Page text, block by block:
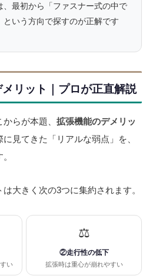
、最初から「ファスナー式の中で
という方向で探すのが正解です
リット｜プロが正直解説
らが本題、 拡張機能のデメリッ
見てきた「リアルな弱点」を、
大きく次の3つに集約されます。
い
⚖️
②走行性の低下
拡張時は重心が崩れやすい